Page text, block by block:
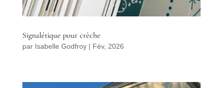
Signalétique pour crèche
par Isabelle Godfroy| Fév, 2026